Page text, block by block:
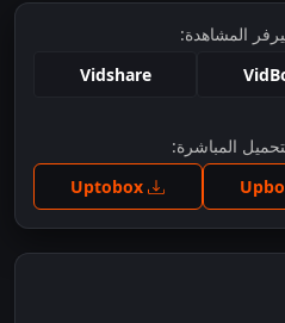
المشاهدة:
Vidshare
المباشرة:
Uptobox